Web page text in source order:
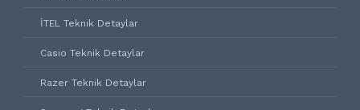
İTEL Teknik Detaylar
Casio Teknik Detaylar
Razer Teknik Detaylar